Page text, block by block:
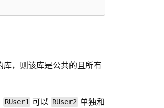
库，则该库是公共的且所有
RUser1 可以 RUser2 单独和